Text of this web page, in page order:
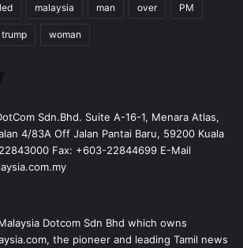
malaysia man over PM
trump woman
Sdn.Bhd. Suite A-16-1, Menara Atlas,
4/83A Off Jalan Pantai Baru, 59200 Kuala
Fax: +603-22844699 E-Mail
Dotcom Sdn Bhd which owns
the pioneer and leading Tamil news